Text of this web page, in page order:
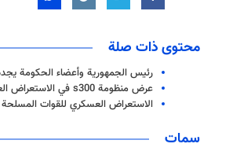
محتوى ذات صلة
رئيس الجمهورية وأعضاء الحكومة
عرض منظومة s300 في الاستعراض العسكري للقوات المسلحة بطهران
الاستعراض العسكري للقوات المسلحة
سمات